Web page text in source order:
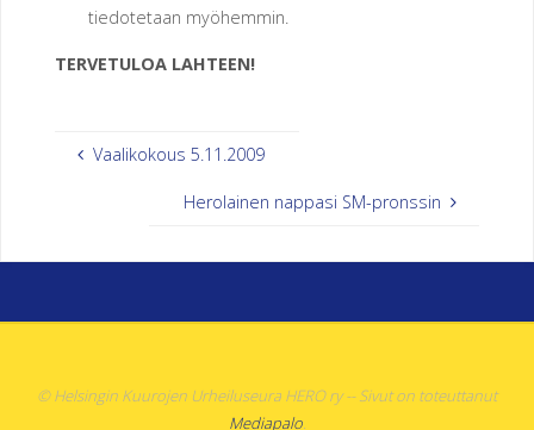
tiedotetaan myöhemmin.
TERVETULOA LAHTEEN!
Vaalikokous 5.11.2009
Herolainen nappasi SM-pronssin
© Helsingin Kuurojen Urheiluseura HERO ry -- Sivut on toteuttanut
Mediapalo.